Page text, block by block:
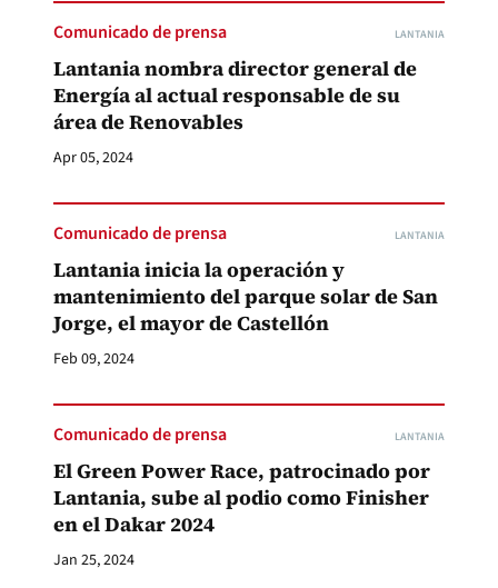
Comunicado de prensa LANTANIA
Lantania nombra director general de
Energía al actual responsable de su
área de Renovables
Apr 05, 2024
Comunicado de prensa LANTANIA
Lantania inicia la operación y
mantenimiento del parque solar de San
Jorge, el mayor de Castellón
Feb 09, 2024
Comunicado de prensa LANTANIA
El Green Power Race, patrocinado por
Lantania, sube al podio como Finisher
en el Dakar 2024
Jan 25, 2024